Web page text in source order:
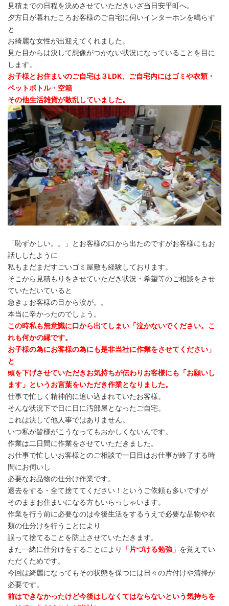
見積までの日程を決めさせていただきいざ当日安平町へ。
夕方日が暮れたころお客様のご自宅に伺いインターホンを鳴らす
と
お綺麗な女性が出迎えてくれました。
見た目からは決して想像がつかない状況になっていることを目に
します。
お子様とお住まいのご自宅は３LDK、ご自宅内にはゴミや衣類・
ペットボトル・空箱
その他生活雑貨が散乱していました。
「恥ずかしい。。」とお客様の口から出たのですがお客様にもお
話ししたように
私もまだまだすごいゴミ屋敷も経験しております。
そこから見積もりをさせていただき状況・希望等のご相談をさせ
ていただいていると
急きょお客様の目から涙が。。
本当に辛かったのでしょう。
この時私も無意識に口から出てしまい「泣かないでください。こ
れも何かの縁です。
お子様の為にお客様の為にも是非当社に作業をさせてください」
と
頭を下げさせていただきお気持ちが伝わりお客様にも「お願いし
ます」というお言葉をいただき作業となりました。
仕事で忙しく精神的に追い込まれていたお客様。
そんな状況下で日に日に汚部屋となったご自宅。
これは決して他人事ではありません。
いつ私が皆様がこうなってもおかしくないんです。
作業は二日間に作業をさせていただきました。
お仕事で忙しいお客様とのご相談で一日目はお仕事が終了する時
間にお伺いし
必要なお品物の仕分け作業です。
退去をする・全て捨ててください！というご依頼も多いですが
そのままお住まいになる方もいらっしゃいます。
作業を行う前に必要なのは今後生活をするうえで必要な品物や衣
類の仕分けを行うことにより
誤って捨てることを防止させていただきます。
また一緒に仕分けをすることにより 「片づける勉強」 を覚えてい
ただくためです。
今回は綺麗になってもその状態を保つには日々の片付けや清掃が
必要です。
前はできなかったけど今後はしなくてはならないという気持ちを